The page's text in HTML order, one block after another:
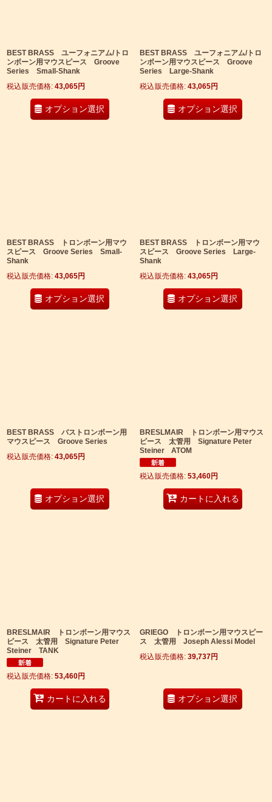
BEST BRASS ユーフォニアム/トロ
ンボーン用マウスピース Groove
Series Small-Shank
税込
: 43,065円
オプション選択
BEST BRASS ユーフォニアム/トロ
ンボーン用マウスピース Groove
Series Large-Shank
税込
: 43,065円
オプション選択
BEST BRASS トロンボーン用マウ
スピース Groove Series Small-
Shank
税込
: 43,065円
オプション選択
BEST BRASS トロンボーン用マウ
スピース Groove Series Large-
Shank
税込
: 43,065円
オプション選択
BEST BRASS バストロンボーン用
マウスピース Groove Series
税込
: 43,065円
オプション選択
BRESLMAIR トロンボーン用マウス
ピース 太管用 Signature Peter
Steiner ATOM
税込 : 53,460円
カートに入れる
BRESLMAIR トロンボーン用マウス
ピース 太管用 Signature Peter
Steiner TANK
税込 : 53,460円
カートに入れる
GRIEGO トロンボーン用マウスピー
ス 太管用 Joseph Alessi Model
税込
: 39,737円
オプション選択